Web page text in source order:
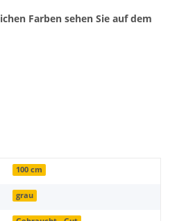
Farben sehen Sie auf dem
100 cm
grau